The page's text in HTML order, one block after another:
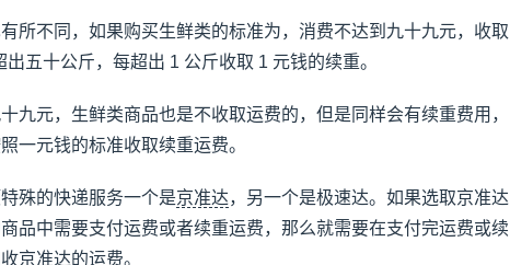
所不同，如果购买生鲜类的标准为，消费不达到九十九元，收取
五十公斤，每超出 1 公斤收取 1 元钱的续重。
九元，生鲜类商品也是不收取运费的，但是同样会有续重费用，
一元钱的标准收取续重运费。
殊的快递服务一个是京准达，另一个是极速达。如果选取京准达
品中需要支付运费或者续重运费，那么就需要在支付完运费或续
京准达的运费。